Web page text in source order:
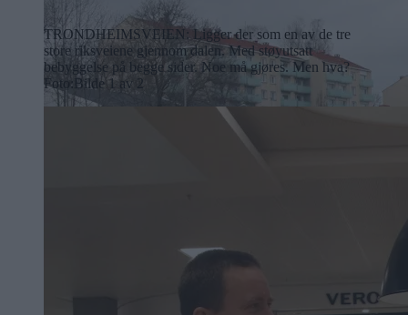
TRONDHEIMSVEIEN: Ligger der som en av de tre
store riksveiene gjennom dalen. Med støyutsatt
bebyggelse på begge sider. Noe må gjøres. Men hva?
Foto: Bilde 1 av 2